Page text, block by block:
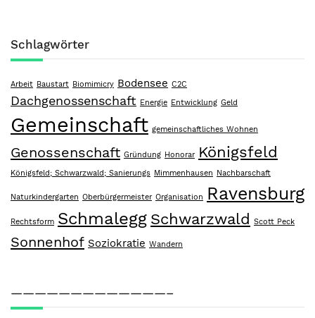
Schlagwörter
Arbeit Baustart Biomimicry Bodensee C2C
Dachgenossenschaft Energie Entwicklung Geld
Gemeinschaft gemeinschaftliches Wohnen
Genossenschaft Gründung Honorar Königsfeld
Königsfeld; Schwarzwald; Sanierungs Mimmenhausen Nachbarschaft
Naturkindergarten Oberbürgermeister Organisation Ravensburg
Rechtsform Schmalegg Schwarzwald Scott Peck
Sonnenhof Soziokratie Wandern
—————————————–